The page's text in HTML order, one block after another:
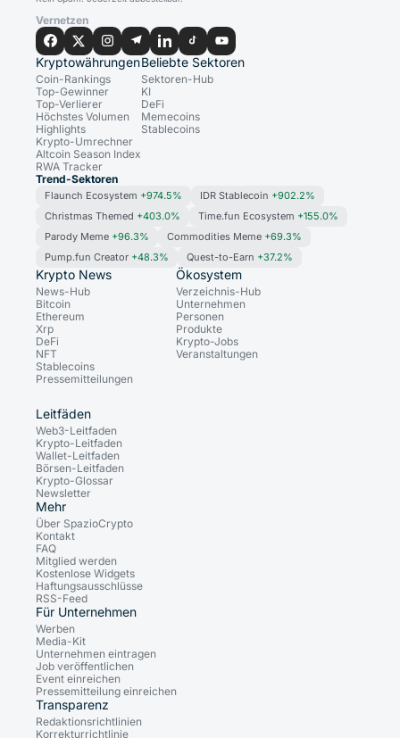
Vernetzen
Kryptowährungen
Coin-Rankings
Top-Gewinner
Top-Verlierer
Höchstes Volumen
Highlights
Krypto-Umrechner
Altcoin Season Index
RWA Tracker
Beliebte Sektoren
Sektoren-Hub
KI
DeFi
Memecoins
Stablecoins
Trend-Sektoren
Flaunch Ecosystem +974.5% IDR Stablecoin +902.2%
Christmas Themed +403.0% Time.fun Ecosystem +155.0%
Parody Meme +96.3% Commodities Meme +69.3%
Pump.fun Creator +48.3% Quest-to-Earn +37.2%
Krypto News
News-Hub
Bitcoin
Ethereum
Xrp
DeFi
NFT
Stablecoins
Pressemitteilungen
Ökosystem
Verzeichnis-Hub
Unternehmen
Personen
Produkte
Krypto-Jobs
Veranstaltungen
Leitfäden
Web3-Leitfaden
Krypto-Leitfaden
Wallet-Leitfaden
Börsen-Leitfaden
Krypto-Glossar
Newsletter
Mehr
Über SpazioCrypto
Kontakt
FAQ
Mitglied werden
Kostenlose Widgets
Haftungsausschlüsse
RSS-Feed
Für Unternehmen
Werben
Media-Kit
Unternehmen eintragen
Job veröffentlichen
Event einreichen
Pressemitteilung einreichen
Transparenz
Redaktionsrichtlinien
Korrekturrichtlinie